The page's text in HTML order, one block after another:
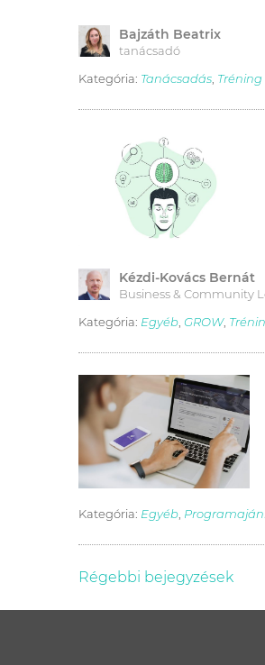
Bajzáth Beatrix
tanácsadó
Kategória: Tanácsadás, Tréning
Kézdi-Kovács Bernát
Business & Community
Kategória: Egyéb GROW,
Kategória: Egyéb
Bejegyzés
navigáció
Régebbi bejegyzések